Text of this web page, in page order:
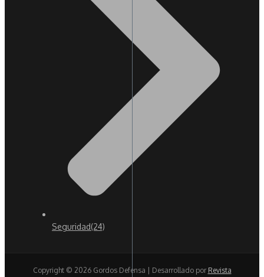
Seguridad(24)
Copyright © 2026 Gordos Defensa | Desarrollado por Revista